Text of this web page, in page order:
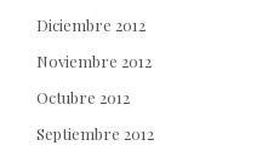
Diciembre 2012
Noviembre 2012
Octubre 2012
Septiembre 2012